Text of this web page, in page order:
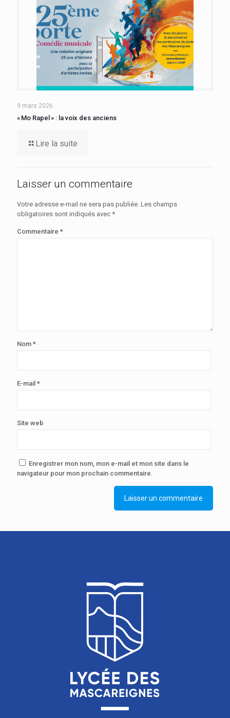
9 mars 2026
« Mo Rapel » : la voix des anciens
Lire la suite
Laisser un commentaire
Votre adresse e-mail ne sera pas publiée. Les champs
obligatoires sont indiqués avec *
Commentaire *
Nom *
E-mail *
Site web
Enregistrer mon nom, mon e-mail et mon site dans le
navigateur pour mon prochain commentaire.